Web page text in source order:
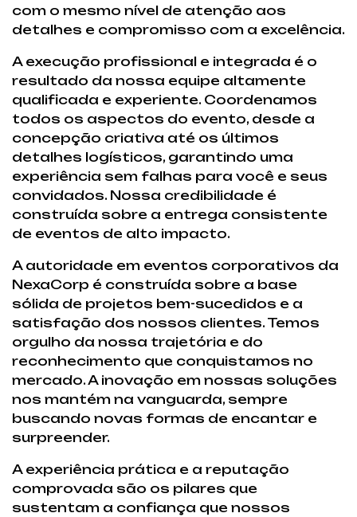
com o mesmo nível de atenção aos
detalhes e compromisso com a excelência.
A execução profissional e integrada é o
resultado da nossa equipe altamente
qualificada e experiente. Coordenamos
todos os aspectos do evento, desde a
concepção criativa até os últimos
detalhes logísticos, garantindo uma
experiência sem falhas para você e seus
convidados. Nossa credibilidade é
construída sobre a entrega consistente
de eventos de alto impacto.
A autoridade em eventos corporativos da
NexaCorp é construída sobre a base
sólida de projetos bem-sucedidos e a
satisfação dos nossos clientes. Temos
orgulho da nossa trajetória e do
reconhecimento que conquistamos no
mercado. A inovação em nossas soluções
nos mantém na vanguarda, sempre
buscando novas formas de encantar e
surpreender.
A experiência prática e a reputação
comprovada são os pilares que
sustentam a confiança que nossos